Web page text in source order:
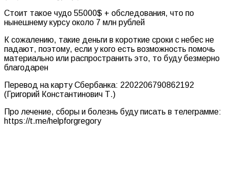
Стоит такое чудо 55000$ + обследования, что по
нынешнему курсу около 7 млн рублей
К сожалению, такие деньги в короткие сроки с небес не
падают, поэтому, если у кого есть возможность помочь
материально или распространить это, то буду безмерно
благодарен
Перевод на карту Сбербанка: 2202206790862192
(Григорий Константинович Т.)
Про лечение, сборы и болезнь буду писать в телеграмме:
https://t.me/helpforgregory